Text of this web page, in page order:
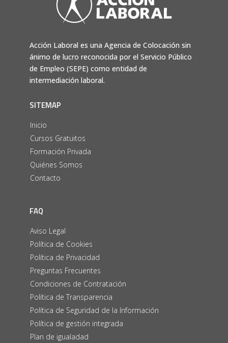
Acción Laboral es una Agencia de Colocación sin
ánimo de lucro reconocida por el Servicio Público
de Empleo (SEPE) como entidad de
intermediación laboral.
SITEMAP
Inicio
Cursos Gratuitos
Formación Privada
Quiénes Somos
Contacto
FAQ
Aviso Legal
Política de Cookies
Política de Privacidad
Preguntas Frecuentes
Condiciones de Contratación
Política de Transparencia
Política de Seguridad de la Información
Política de gestión integrada
Plan de igualadad